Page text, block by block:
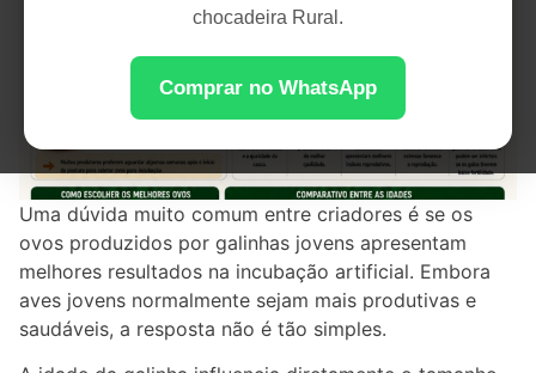
chocadeira Rural.
Comprar no WhatsApp
Uma dúvida muito comum entre criadores é se os
ovos produzidos por galinhas jovens apresentam
melhores resultados na incubação artificial. Embora
aves jovens normalmente sejam mais produtivas e
saudáveis, a resposta não é tão simples.